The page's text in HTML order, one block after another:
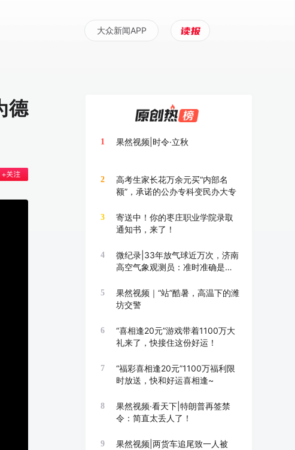
大众新闻APP
德
1 果然视频|时令·立秋
2
高考生家长花万余元买“内部名
额”，承诺的公办专科变民办大专
3
寄送中！你的枣庄职业学院录取
通知书，来了！
4
微纪录|33年放气球近万次，济南
高空气象观测员：准时准确是底
5
果然视频｜“站”酷暑，高温下的潍
坊交警
6
“喜相逢20元”游戏带着1100万大
礼来了，快接住这份好运！
7
“福彩喜相逢20元”1100万福利限
时放送，快和好运喜相逢~
8
果然视频·看天下|特朗普再签禁
令：简直太丢人了！
9
果然视频|两货车追尾致一人被